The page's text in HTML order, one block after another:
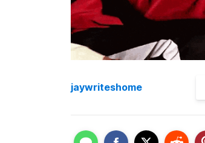
jaywriteshome